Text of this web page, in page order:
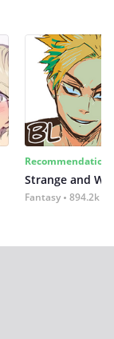
Recommendation
Strange and
Fantasy 894.2k